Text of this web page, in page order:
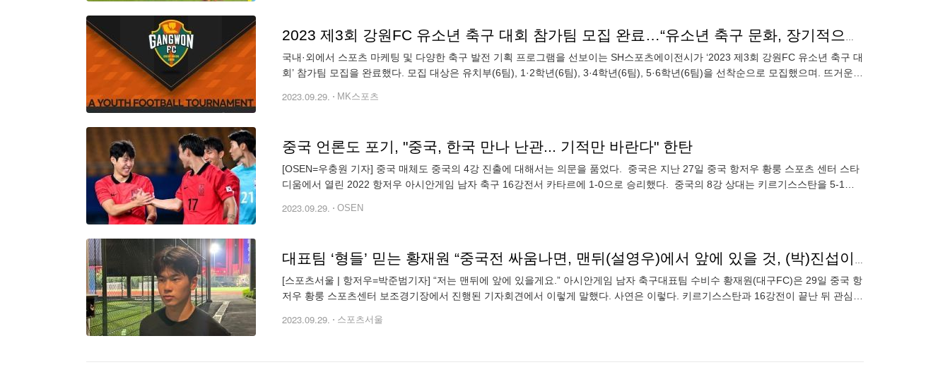
2023 제3회 강원FC 유소년 축구 대회 참가팀 모집 완료…“유소년 축구 문화, 장기적으로 만들어가겠다”
국내·외에서 스포츠 마케팅 및 다양한 축구 발전 기획 프로그램을 선보이는 SH스포츠에이전시가 ‘2023 제3회 강원FC 유소년 축구 대
회’ 참가팀 모집을 완료했다. 모집 대상은 유치부(6팀), 1·2학년(6팀), 3·4학년(6팀), 5·6학년(6팀)을 선착순으로 모집했으며. 뜨거운
2023.09.29. MK스포츠
중국 언론도 포기, "중국, 한국 만나 난관... 기적만 바란다" 한탄
[OSEN=우충원 기자] 중국 매체도 중국의 4강 진출에 대해서는 의문을 품었다. 중국은 지난 27일 중국 항저우 황룽 스포츠 센터 스타
디움에서 열린 2022 항저우 아시안게임 남자 축구 16강전서 카타르에 1-0으로 승리했다. 중국의 8강 상대는 키르기스스탄을 5-1로
2023.09.29. OSEN
대표팀 ‘형들’ 믿는 황재원 “중국전 싸움나면, 맨뒤(설영우)에서 앞에 있을 것, (박)진섭이형 든든”[SS항저우in]
[스포츠서울 | 항저우=박준범기자] “저는 맨뒤에 앞에 있을게요.” 아시안게임 남자 축구대표팀 수비수 황재원(대구FC)은 29일 중국 항
저우 황룽 스포츠센터 보조경기장에서 진행된 기자회견에서 이렇게 말했다. 사연은 이렇다. 키르기스스탄과 16강전이 끝난 뒤 관심사
2023.09.29. 스포츠서울